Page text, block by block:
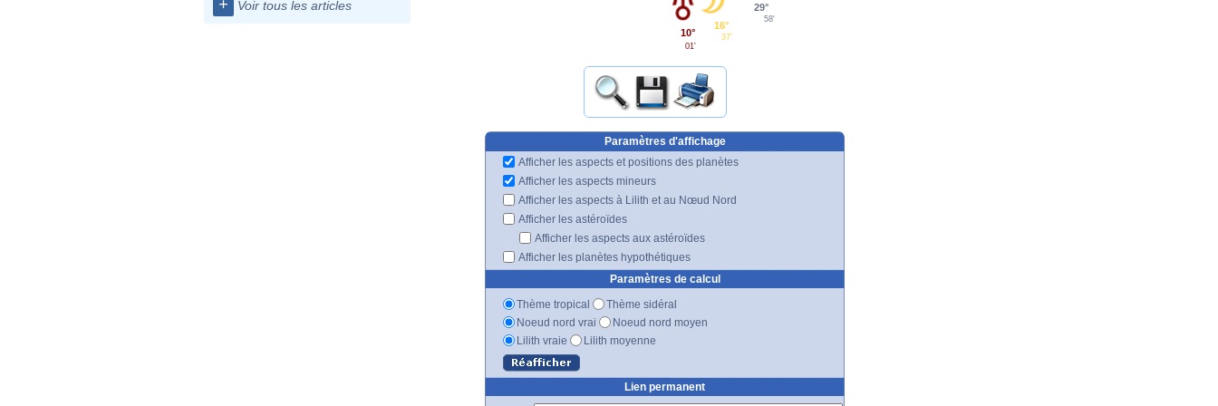
+ Voir tous les articles
10°
01'
16°
37'
29°
58'
Paramètres d'affichage
Afficher les aspects et positions des planètes
Afficher les aspects mineurs
Afficher les aspects à Lilith et au Nœud Nord
Afficher les astéroïdes
Afficher les aspects aux astéroïdes
Afficher les planètes hypothétiques
Paramètres de calcul
Thème tropical
Thème sidéral
Noeud nord vrai
Noeud nord moyen
Lilith vraie
Lilith moyenne
Lien permanent